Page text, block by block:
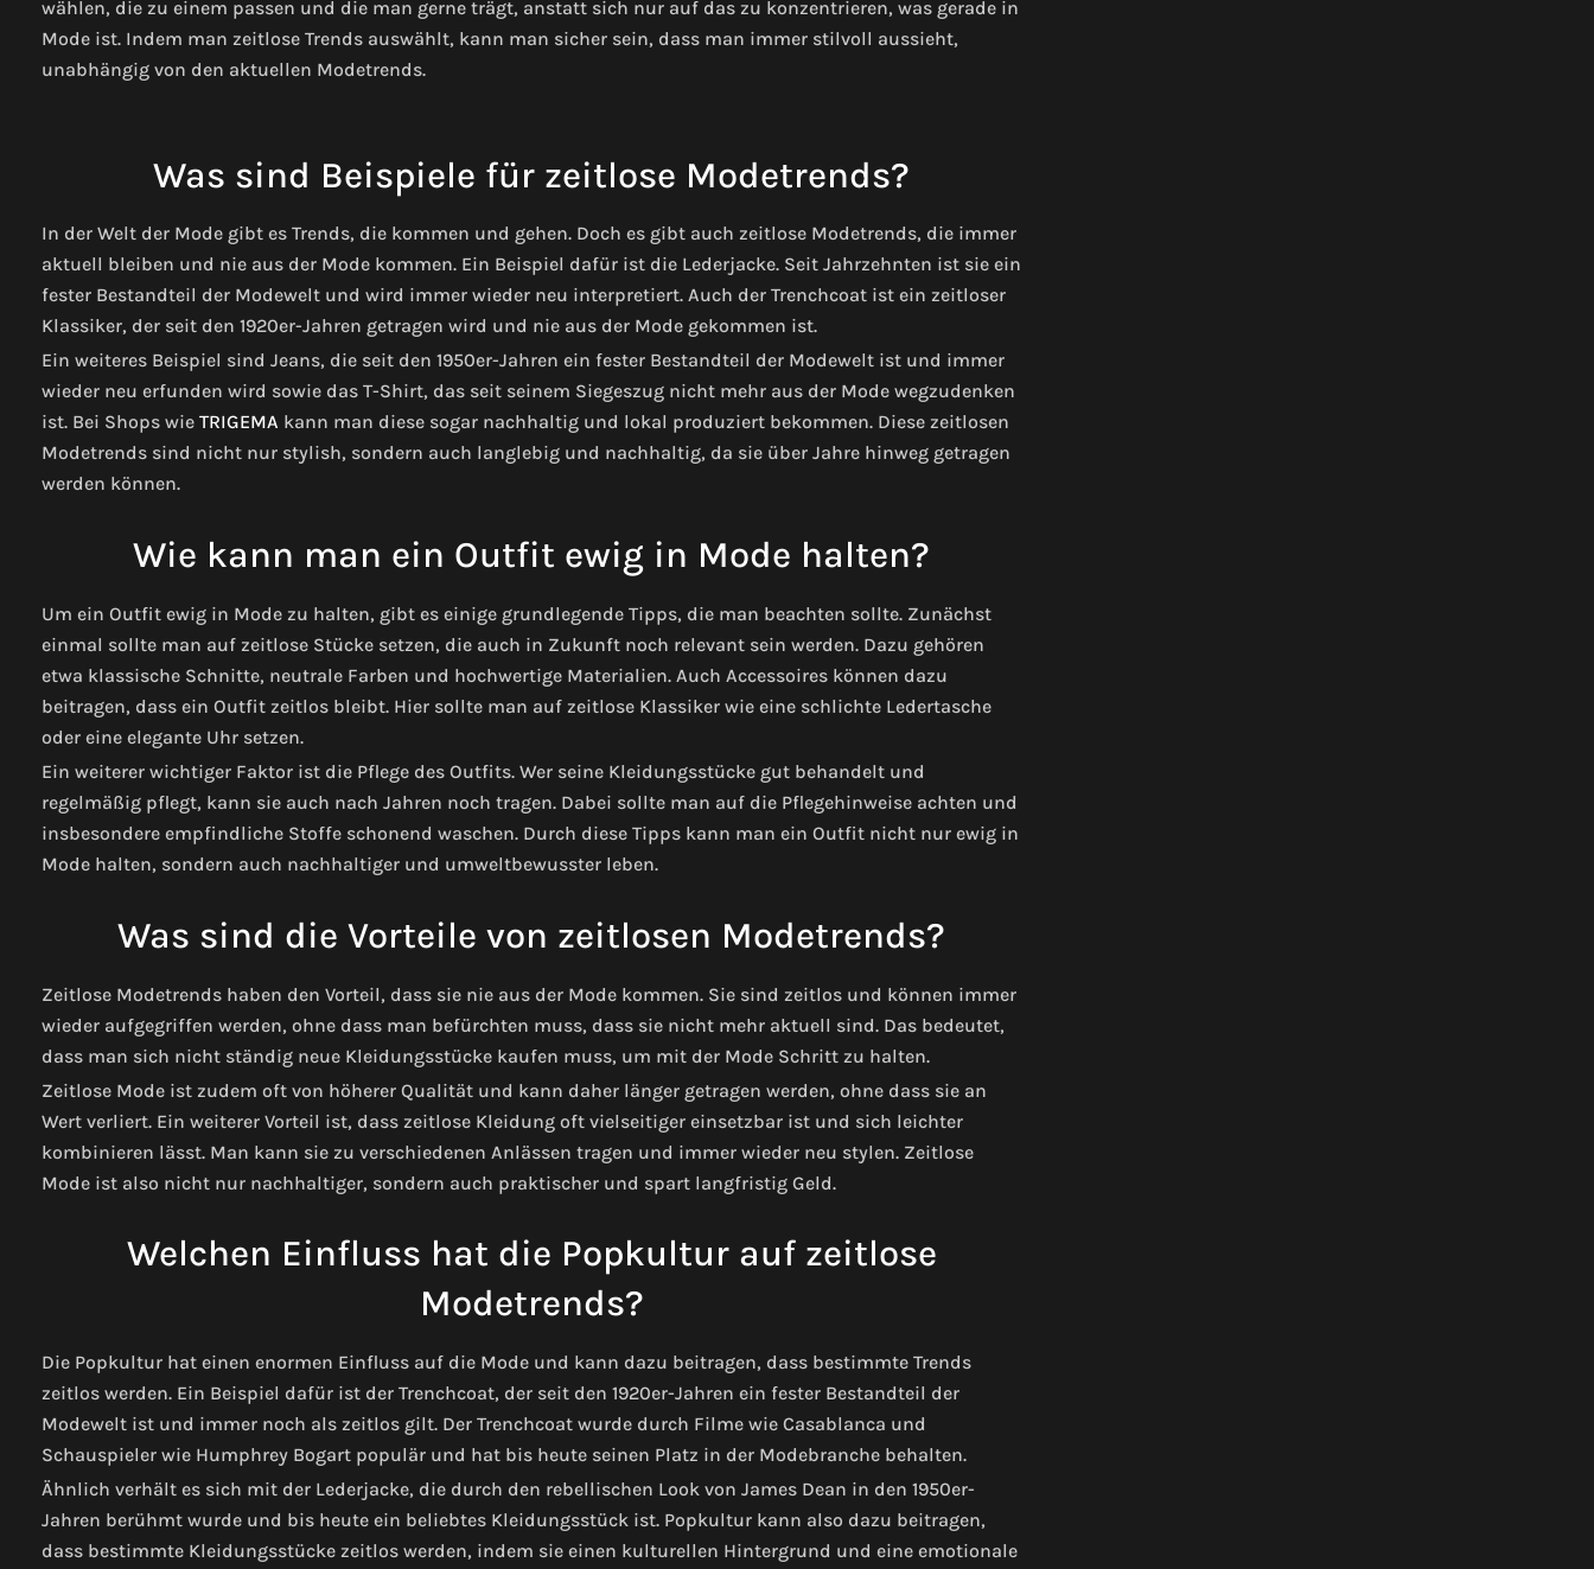
wählen, die zu einem passen und die man gerne trägt, anstatt sich nur auf das zu konzentrieren, was gerade in
Mode ist. Indem man zeitlose Trends auswählt, kann man sicher sein, dass man immer stilvoll aussieht,
unabhängig von den aktuellen Modetrends.
Was sind Beispiele für zeitlose Modetrends?
In der Welt der Mode gibt es Trends, die kommen und gehen. Doch es gibt auch zeitlose Modetrends, die immer
aktuell bleiben und nie aus der Mode kommen. Ein Beispiel dafür ist die Lederjacke. Seit Jahrzehnten ist sie ein
fester Bestandteil der Modewelt und wird immer wieder neu interpretiert. Auch der Trenchcoat ist ein zeitloser
Klassiker, der seit den 1920er-Jahren getragen wird und nie aus der Mode gekommen ist.
Ein weiteres Beispiel sind Jeans, die seit den 1950er-Jahren ein fester Bestandteil der Modewelt ist und immer
wieder neu erfunden wird sowie das T-Shirt, das seit seinem Siegeszug nicht mehr aus der Mode wegzudenken
ist. Bei Shops wie TRIGEMA kann man diese sogar nachhaltig und lokal produziert bekommen. Diese zeitlosen
Modetrends sind nicht nur stylish, sondern auch langlebig und nachhaltig, da sie über Jahre hinweg getragen
werden können.
Wie kann man ein Outfit ewig in Mode halten?
Um ein Outfit ewig in Mode zu halten, gibt es einige grundlegende Tipps, die man beachten sollte. Zunächst
einmal sollte man auf zeitlose Stücke setzen, die auch in Zukunft noch relevant sein werden. Dazu gehören
etwa klassische Schnitte, neutrale Farben und hochwertige Materialien. Auch Accessoires können dazu
beitragen, dass ein Outfit zeitlos bleibt. Hier sollte man auf zeitlose Klassiker wie eine schlichte Ledertasche
oder eine elegante Uhr setzen.
Ein weiterer wichtiger Faktor ist die Pflege des Outfits. Wer seine Kleidungsstücke gut behandelt und
regelmäßig pflegt, kann sie auch nach Jahren noch tragen. Dabei sollte man auf die Pflegehinweise achten und
insbesondere empfindliche Stoffe schonend waschen. Durch diese Tipps kann man ein Outfit nicht nur ewig in
Mode halten, sondern auch nachhaltiger und umweltbewusster leben.
Was sind die Vorteile von zeitlosen Modetrends?
Zeitlose Modetrends haben den Vorteil, dass sie nie aus der Mode kommen. Sie sind zeitlos und können immer
wieder aufgegriffen werden, ohne dass man befürchten muss, dass sie nicht mehr aktuell sind. Das bedeutet,
dass man sich nicht ständig neue Kleidungsstücke kaufen muss, um mit der Mode Schritt zu halten.
Zeitlose Mode ist zudem oft von höherer Qualität und kann daher länger getragen werden, ohne dass sie an
Wert verliert. Ein weiterer Vorteil ist, dass zeitlose Kleidung oft vielseitiger einsetzbar ist und sich leichter
kombinieren lässt. Man kann sie zu verschiedenen Anlässen tragen und immer wieder neu stylen. Zeitlose
Mode ist also nicht nur nachhaltiger, sondern auch praktischer und spart langfristig Geld.
Welchen Einfluss hat die Popkultur auf zeitlose
Modetrends?
Die Popkultur hat einen enormen Einfluss auf die Mode und kann dazu beitragen, dass bestimmte Trends
zeitlos werden. Ein Beispiel dafür ist der Trenchcoat, der seit den 1920er-Jahren ein fester Bestandteil der
Modewelt ist und immer noch als zeitlos gilt. Der Trenchcoat wurde durch Filme wie Casablanca und
Schauspieler wie Humphrey Bogart populär und hat bis heute seinen Platz in der Modebranche behalten.
Ähnlich verhält es sich mit der Lederjacke, die durch den rebellischen Look von James Dean in den 1950er-
Jahren berühmt wurde und bis heute ein beliebtes Kleidungsstück ist. Popkultur kann also dazu beitragen,
dass bestimmte Kleidungsstücke zeitlos werden, indem sie einen kulturellen Hintergrund und eine emotionale